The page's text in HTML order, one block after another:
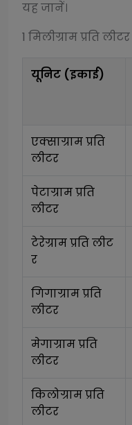
यह जानें।
1 मिलीग्राम प्रति लीटर
यूनिट (इकाई)
एक्साग्राम प्रति
लीटर
पेटाग्राम प्रति
लीटर
टेरेग्राम प्रति लीट
र
गिगाग्राम प्रति
लीटर
मेगाग्राम प्रति
लीटर
किलोग्राम प्रति
लीटर